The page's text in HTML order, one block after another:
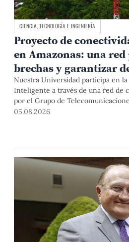
CIENCIA, TECNOLOGÍA E INGENIERÍA
Proyecto de
en Amazonas: una
brechas y garantizar
Nuestra Universidad participa en
Inteligente a través de una red de
por el Grupo de
desde el 2018. En esta nota
05.08.2026